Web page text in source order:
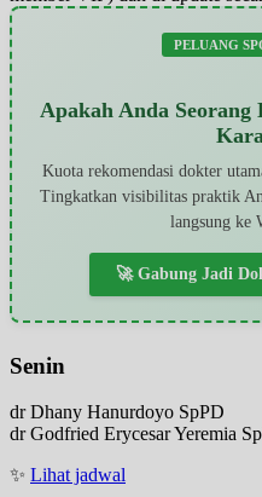
PELUANG
Apakah Anda
Kuota rekomendasi dokter
Tingkatkan visibilitas praktik
langsung ke
🚀 Gabung Jadi
Senin
dr Dhany Hanurdoyo SpPD
dr Godfried Erycesar Yeremia
✨ Lihat jadwal